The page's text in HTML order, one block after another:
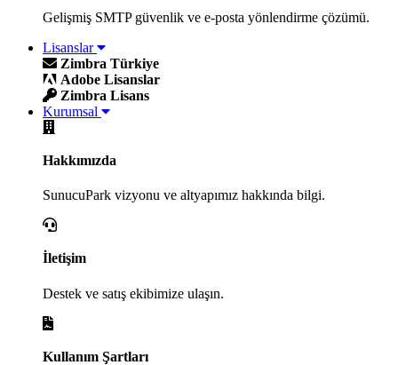
Gelişmiş SMTP güvenlik ve e-posta yönlendirme çözümü.
Lisanslar
Zimbra Türkiye
Adobe Lisanslar
Zimbra Lisans
Kurumsal
Hakkımızda
SunucuPark vizyonu ve altyapımız hakkında bilgi.
İletişim
Destek ve satış ekibimize ulaşın.
Kullanım Şartları